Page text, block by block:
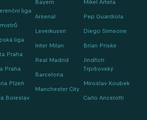
liga
liga
Praha
Praha
Plzeň
Boleslav
Bayern
Arsenal
Leverkusen
Inter Milan
Real Madrid
Barcelona
Manchester City
Mikel Arteta
Pep Guardiola
Diego Simeone
Brian Priske
Jindřich
Trpišovský
Miroslav Koubek
Carlo Ancelotti